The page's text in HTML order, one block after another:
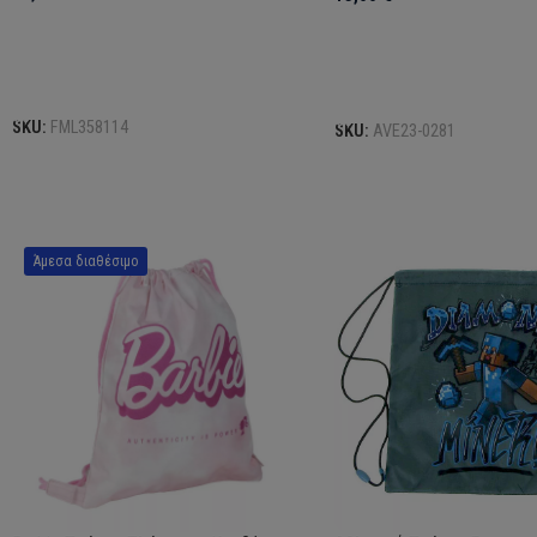
SKU: FML358114 SKU: AVE23-0281
Άμεσα διαθέσιμο